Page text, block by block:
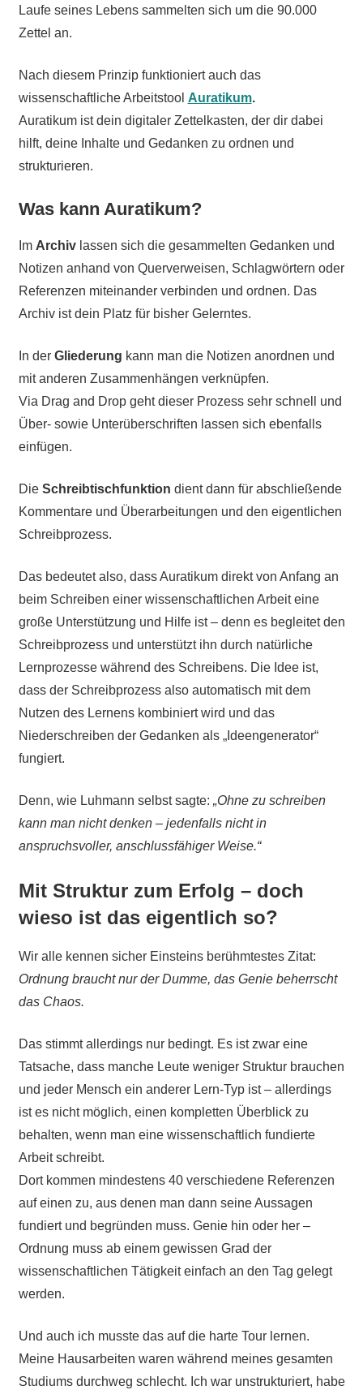
Laufe seines Lebens sammelten sich um die 90.000
Zettel an.
Nach diesem Prinzip funktioniert auch das
wissenschaftliche Arbeitstool Auratikum.
Auratikum ist dein digitaler Zettelkasten, der dir dabei
hilft, deine Inhalte und Gedanken zu ordnen und
strukturieren.
Was kann Auratikum?
Im Archivlassen sich die gesammelten Gedanken und
Notizen anhand von Querverweisen, Schlagwörtern oder
Referenzen miteinander verbinden und ordnen. Das
Archiv ist dein Platz für bisher Gelerntes.
In der Gliederung kann man die Notizen anordnen und
mit anderen Zusammenhängen verknüpfen.
Via Drag and Drop geht dieser Prozess sehr schnell und
Über- sowie Unterüberschriften lassen sich ebenfalls
einfügen.
Die Schreibtischfunktion dient dann für abschließende
Kommentare und Überarbeitungen und den eigentlichen
Schreibprozess.
Das bedeutet also, dass Auratikum direkt von Anfang an
beim Schreiben einer wissenschaftlichen Arbeit eine
große Unterstützung und Hilfe ist – denn es begleitet den
Schreibprozess und unterstützt ihn durch natürliche
Lernprozesse während des Schreibens. Die Idee ist,
dass der Schreibprozess also automatisch mit dem
Nutzen des Lernens kombiniert wird und das
Niederschreiben der Gedanken als „Ideengenerator“
fungiert.
Denn, wie Luhmann selbst sagte: „Ohne zu schreiben
kann man nicht denken – jedenfalls nicht in
anspruchsvoller, anschlussfähiger Weise.“
Mit Struktur zum Erfolg – doch
wieso ist das eigentlich so?
Wir alle kennen sicher Einsteins berühmtestes Zitat:
Ordnung braucht nur der Dumme, das Genie beherrscht
das Chaos.
Das stimmt allerdings nur bedingt. Es ist zwar eine
Tatsache, dass manche Leute weniger Struktur brauchen
und jeder Mensch ein anderer Lern-Typ ist – allerdings
ist es nicht möglich, einen kompletten Überblick zu
behalten, wenn man eine wissenschaftlich fundierte
Arbeit schreibt.
Dort kommen mindestens 40 verschiedene Referenzen
auf einen zu, aus denen man dann seine Aussagen
fundiert und begründen muss. Genie hin oder her –
Ordnung muss ab einem gewissen Grad der
wissenschaftlichen Tätigkeit einfach an den Tag gelegt
werden.
Und auch ich musste das auf die harte Tour lernen.
Meine Hausarbeiten waren während meines gesamten
Studiums durchweg schlecht. Ich war unstrukturiert, habe